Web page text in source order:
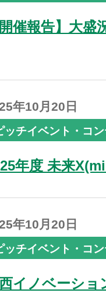
開催報告】大
年10月20日
ッチイベント・コ
年度 未来
年10月20日
ッチイベント・コ
イノベーシ